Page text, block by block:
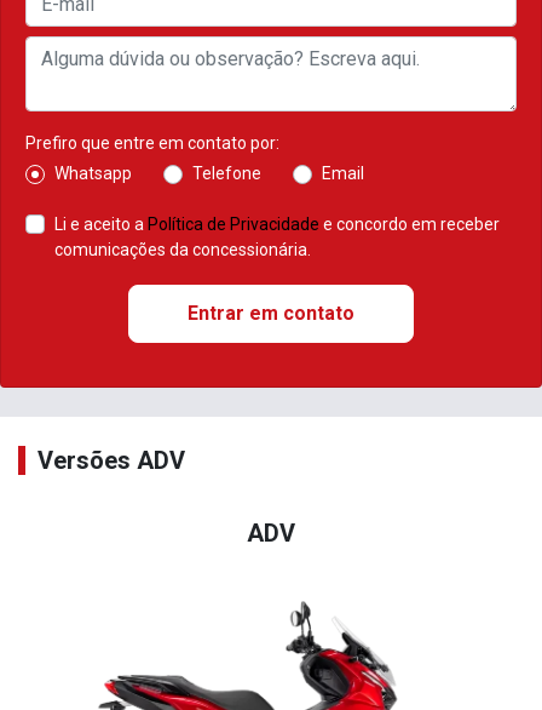
Prefiro que entre em contato por:
Whatsapp
Telefone Email
Li e aceito a Política de Privacidade e concordo em receber
comunicações da concessionária.
Entrar em contato
Versões ADV
ADV